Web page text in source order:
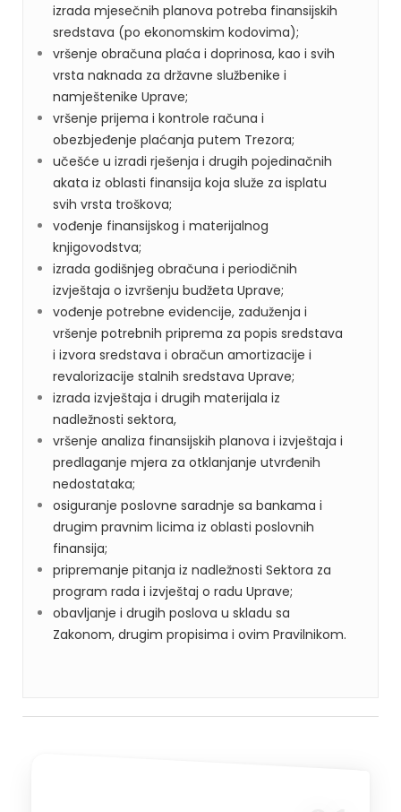
izrada mjesečnih planova potreba finansijskih
sredstava (po ekonomskim kodovima);
vršenje obračuna plaća i doprinosa, kao i svih
vrsta naknada za državne službenike i
namještenike Uprave;
vršenje prijema i kontrole računa i
obezbjeđenje plaćanja putem Trezora;
učešće u izradi rješenja i drugih pojedinačnih
akata iz oblasti finansija koja služe za isplatu
svih vrsta troškova;
vođenje finansijskog i materijalnog
knjigovodstva;
izrada godišnjeg obračuna i periodičnih
izvještaja o izvršenju budžeta Uprave;
vođenje potrebne evidencije, zaduženja i
vršenje potrebnih priprema za popis sredstava
i izvora sredstava i obračun amortizacije i
revalorizacije stalnih sredstava Uprave;
izrada izvještaja i drugih materijala iz
nadležnosti sektora,
vršenje analiza finansijskih planova i izvještaja i
predlaganje mjera za otklanjanje utvrđenih
nedostataka;
osiguranje poslovne saradnje sa bankama i
drugim pravnim licima iz oblasti poslovnih
finansija;
pripremanje pitanja iz nadležnosti Sektora za
program rada i izvještaj o radu Uprave;
obavljanje i drugih poslova u skladu sa
Zakonom, drugim propisima i ovim Pravilnikom.